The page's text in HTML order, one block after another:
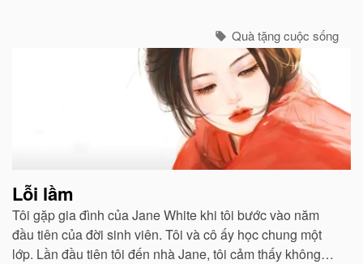
Quà tặng cuộc sống
Lỗi lầm
Tôi gặp gia đình của Jane White khi tôi bước vào năm
đầu tiên của đời sinh viên. Tôi và cô ấy học chung một
lớp. Lần đầu tiên tôi đến nhà Jane, tôi cảm thấy không